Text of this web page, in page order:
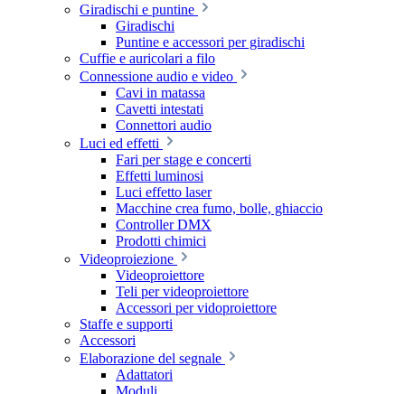
Giradischi e puntine
Giradischi
Puntine e accessori per giradischi
Cuffie e auricolari a filo
Connessione audio e video
Cavi in matassa
Cavetti intestati
Connettori audio
Luci ed effetti
Fari per stage e concerti
Effetti luminosi
Luci effetto laser
Macchine crea fumo, bolle, ghiaccio
Controller DMX
Prodotti chimici
Videoproiezione
Videoproiettore
Teli per videoproiettore
Accessori per vidoproiettore
Staffe e supporti
Accessori
Elaborazione del segnale
Adattatori
Moduli